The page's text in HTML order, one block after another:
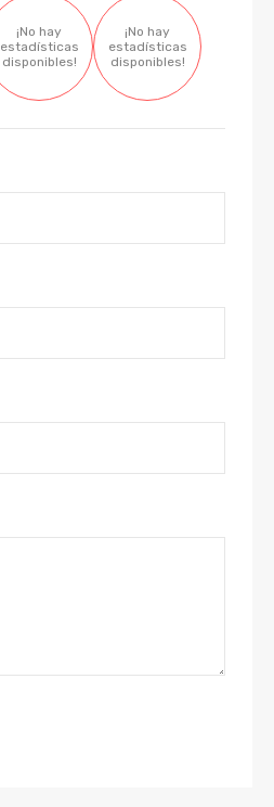
¡No hay
estadísticas
disponibles!
¡No hay
estadísticas
disponibles!